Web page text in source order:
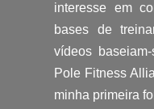
interesse em
bases de
vídeos
Pole Fitness
minha primeira